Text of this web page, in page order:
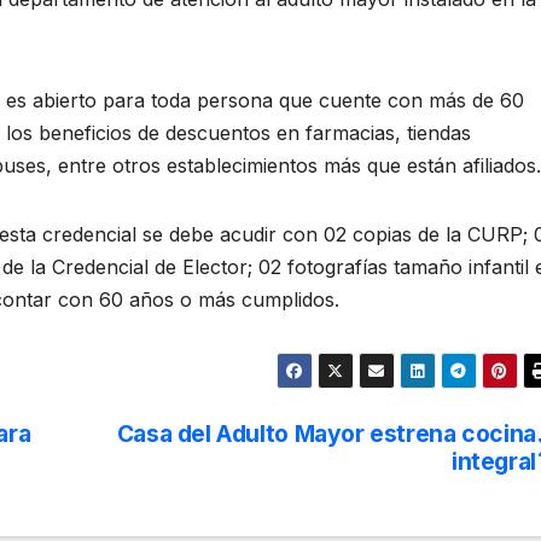
abierto para toda persona que cuente con más de 60
beneficios de descuentos en farmacias, tiendas
entre otros establecimientos más que están afiliados.
credencial se debe acudir con 02 copias de la CURP;
la Credencial de Elector; 02 fotografías tamaño infantil
con 60 años o más cumplidos.
Casa del Adulto Mayor estrena cocina
integral